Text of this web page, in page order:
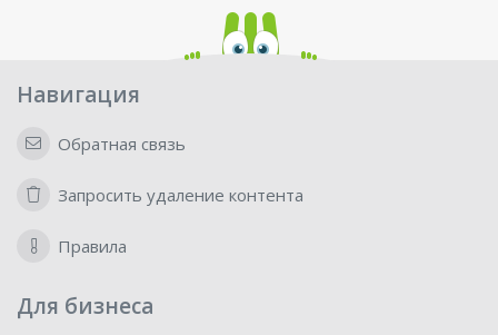
Навигация
Обратная связь
Запросить удаление контента
Правила
Для бизнеса